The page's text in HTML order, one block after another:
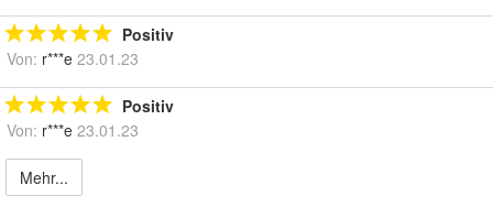
Positiv
Von: r***e 23.01.23
Positiv
Von: r***e 23.01.23
Mehr...